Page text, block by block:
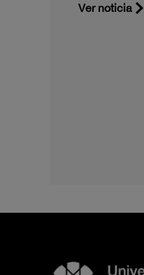
Ver noticia